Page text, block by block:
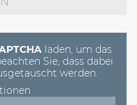
laden, um das
Sie, dass dabei
werden.